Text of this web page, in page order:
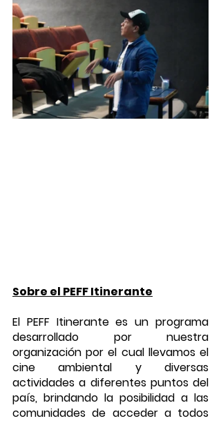
Sobre el PEFF Itinerante
El PEFF Itinerante es un programa
desarrollado por nuestra
organización por el cual llevamos el
cine ambiental y diversas
actividades a diferentes puntos del
país, brindando la posibilidad a las
comunidades de acceder a todos